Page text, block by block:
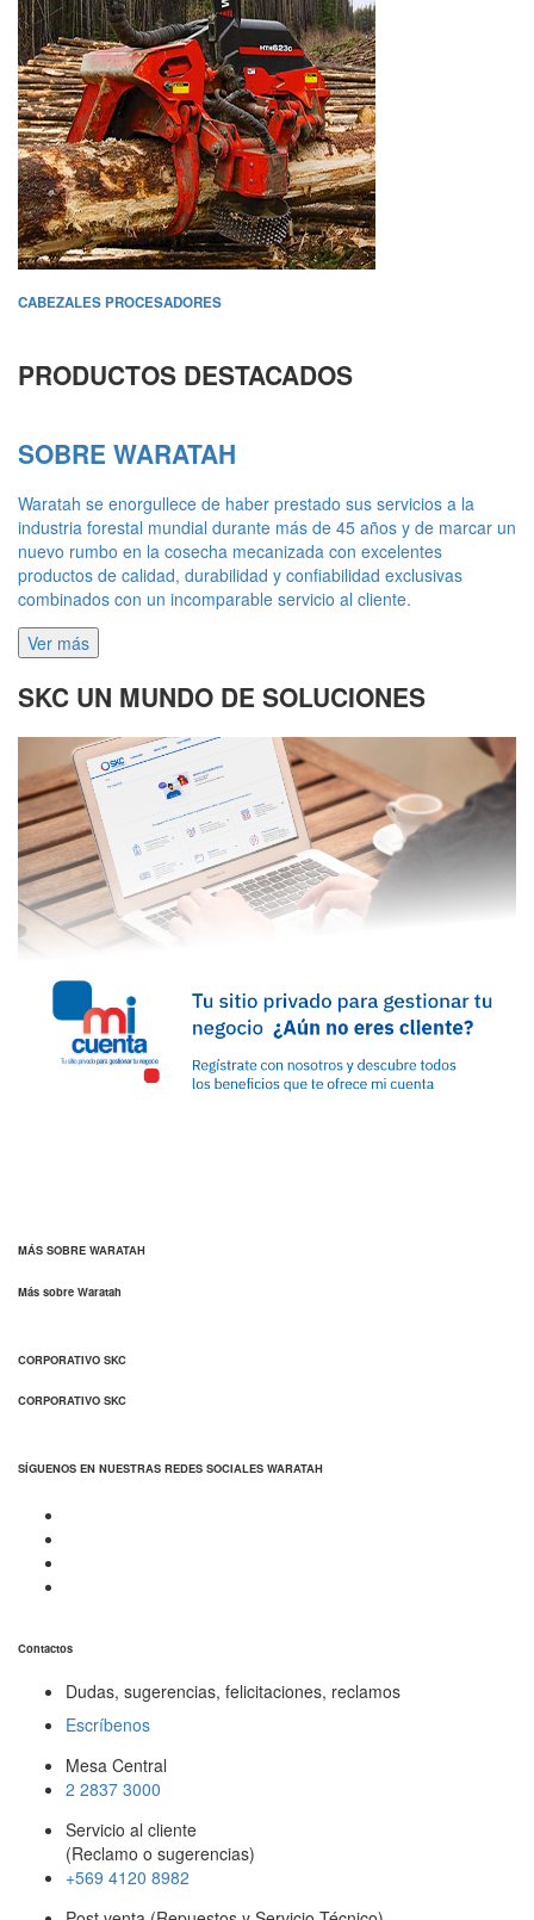
CABEZALES PROCESADORES
PRODUCTOS DESTACADOS
SOBRE WARATAH
Waratah se enorgullece de haber prestado sus servicios a la
industria forestal mundial durante más de 45 años y de marcar un
nuevo rumbo en la cosecha mecanizada con excelentes
productos de calidad, durabilidad y confiabilidad exclusivas
combinados con un incomparable servicio al cliente.
Ver más
SKC UN MUNDO DE SOLUCIONES
MÁS SOBRE WARATAH
Más sobre Waratah
CORPORATIVO SKC
CORPORATIVO SKC
SÍGUENOS EN NUESTRAS REDES SOCIALES WARATAH
Contactos
Dudas, sugerencias, felicitaciones, reclamos
Escríbenos
Mesa Central
2 2837 3000
Servicio al cliente
(Reclamo o sugerencias)
+569 4120 8982